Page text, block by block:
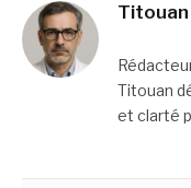
Titouan
Titouan
et clarté